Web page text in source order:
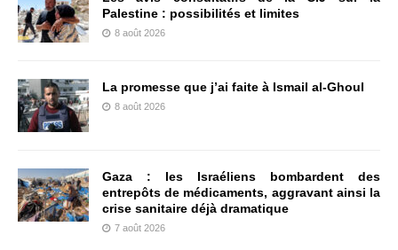
Palestine : possibilités et limites
8 août 2026
La promesse que j’ai faite à Ismail al-Ghoul
8 août 2026
Gaza : les Israéliens bombardent des
entrepôts de médicaments, aggravant ainsi la
crise sanitaire déjà dramatique
7 août 2026